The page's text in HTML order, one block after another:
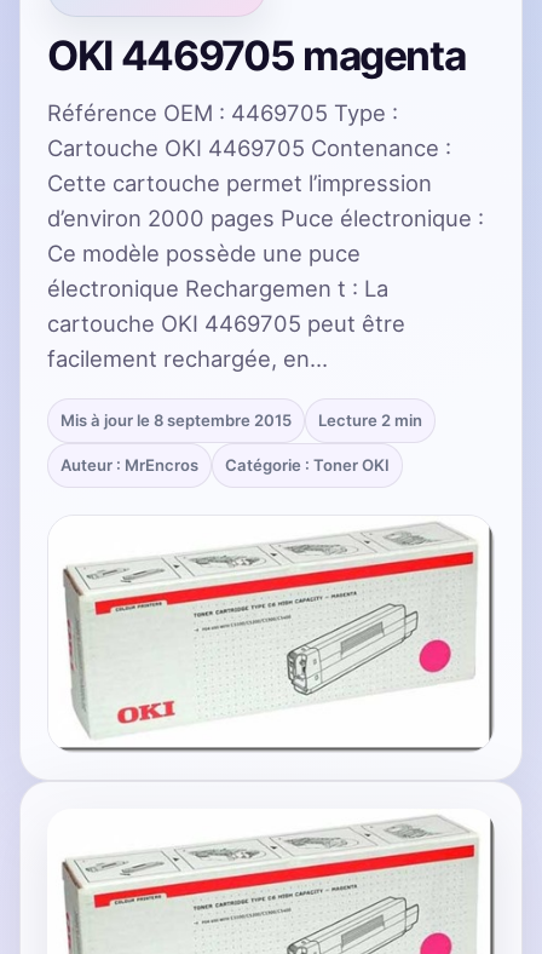
OKI 4469705 magenta
Référence OEM : 4469705 Type :
Cartouche OKI 4469705 Contenance :
Cette cartouche permet l’impression
d’environ 2000 pages Puce électronique :
Ce modèle possède une puce
électronique Rechargemen t : La
cartouche OKI 4469705 peut être
facilement rechargée, en…
Mis à jour le 8 septembre 2015 Lecture 2 min
Auteur : MrEncros Catégorie : Toner OKI